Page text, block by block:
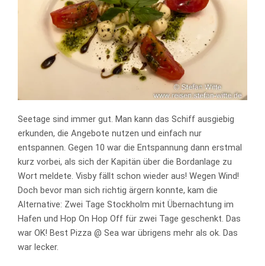
Seetage sind immer gut. Man kann das Schiff ausgiebig
erkunden, die Angebote nutzen und einfach nur
entspannen. Gegen 10 war die Entspannung dann erstmal
kurz vorbei, als sich der Kapitän über die Bordanlage zu
Wort meldete. Visby fällt schon wieder aus! Wegen Wind!
Doch bevor man sich richtig ärgern konnte, kam die
Alternative: Zwei Tage Stockholm mit Übernachtung im
Hafen und Hop On Hop Off für zwei Tage geschenkt. Das
war OK! Best Pizza @ Sea war übrigens mehr als ok. Das
war lecker.